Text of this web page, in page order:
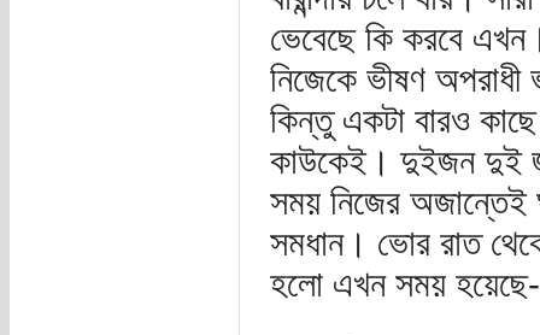
ভেবেছে কি করবে
নিজেকে ভীষণ অপরাধী
কিন্তু একটা বারও
কাউকেই। দুইজন দুই
সময় নিজের অজান্তেই
সমধান। ভোর রাত
হলো এখন সময়